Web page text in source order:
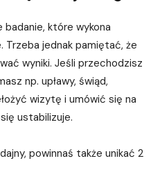
które wykona
Trzeba jednak pamiętać, że
wyniki. Jeśli przechodzisz
np. upławy, świąd,
wizytę i umówić się na
ustabilizuje.
powinnaś także unikać 2